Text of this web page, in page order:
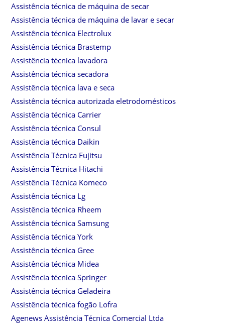
Assistência técnica de máquina de secar
Assistência técnica de máquina de lavar e secar
Assistência técnica Electrolux
Assistência técnica Brastemp
Assistência técnica lavadora
Assistência técnica secadora
Assistência técnica lava e seca
Assistência técnica autorizada eletrodomésticos
Assistência técnica Carrier
Assistência técnica Consul
Assistência técnica Daikin
Assistência Técnica Fujitsu
Assistência Técnica Hitachi
Assistência Técnica Komeco
Assistência técnica Lg
Assistência técnica Rheem
Assistência técnica Samsung
Assistência técnica York
Assistência técnica Gree
Assistência técnica Midea
Assistência técnica Springer
Assistência técnica Geladeira
Assistência técnica fogão Lofra
Agenews Assistência Técnica Comercial Ltda